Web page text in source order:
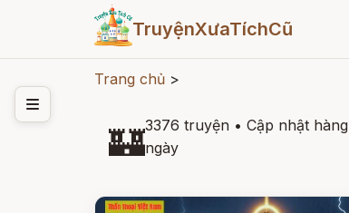
TruyệnXưaTíchCũ
Trang chủ >
🏰3376 truyện • Cập nhật hàng
ngày